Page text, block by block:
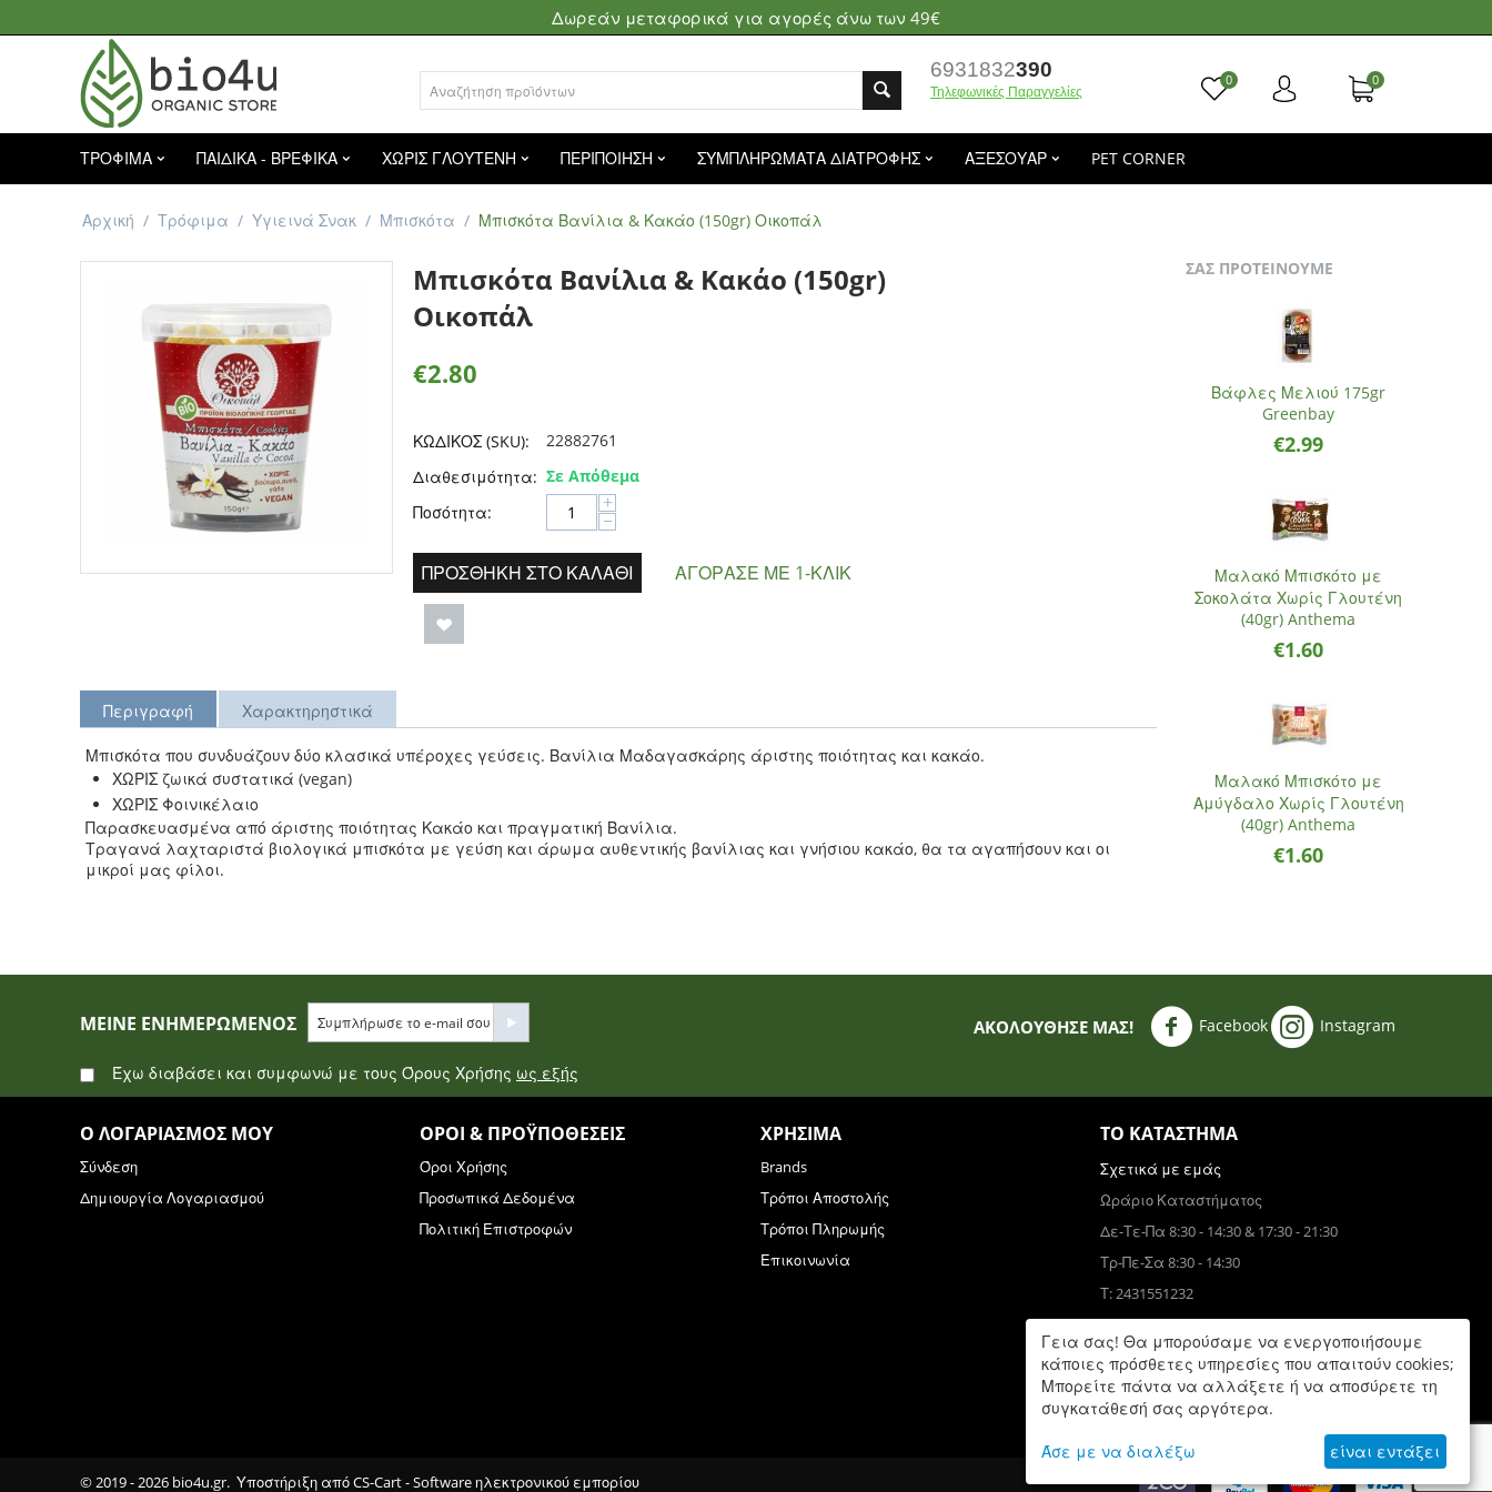
Δωρεάν μεταφορικά για αγορές άνω των 49€
6931832390
Τηλεφωνικές Παραγγελίες
0 0
ΤΡΟΦΙΜΑ ΠΑΙΔΙΚΑ - ΒΡΕΦΙΚΑ ΧΩΡΙΣ ΓΛΟΥΤΕΝΗ ΠΕΡΙΠΟΙΗΣΗ ΣΥΜΠΛΗΡΩΜΑΤΑ ΔΙΑΤΡΟΦΗΣ ΑΞΕΣΟΥΑΡ PET CORNER
Αρχική / Τρόφιμα / Υγιεινά Σνακ / Μπισκότα / Μπισκότα Βανίλια & Κακάο (150gr) Οικοπάλ
Μπισκότα Βανίλια & Κακάο (150gr)
Οικοπάλ
€2.80
ΚΩΔΙΚΟΣ (SKU):
22882761
Διαθεσιμότητα: Σε Απόθεμα
Ποσότητα:
+
−
ΠΡΟΣΘΉΚΗ ΣΤΟ ΚΑΛΆΘΙ ΑΓΌΡΑΣΕ ΜΕ 1-ΚΛΙΚ
Περιγραφή Χαρακτηρηστικά
Μπισκότα που συνδυάζουν δύο κλασικά υπέροχες γεύσεις. Βανίλια Μαδαγασκάρης άριστης ποιότητας και κακάο.
ΧΩΡΙΣ ζωικά συστατικά (vegan)
ΧΩΡΙΣ Φοινικέλαιο
Παρασκευασμένα από άριστης ποιότητας Κακάο και πραγματική Βανίλια.
Τραγανά λαχταριστά βιολογικά μπισκότα με γεύση και άρωμα αυθεντικής βανίλιας και γνήσιου κακάο, θα τα αγαπήσουν και οι
μικροί μας φίλοι.
ΣΑΣ ΠΡΟΤΕΙΝΟΥΜΕ
Βάφλες Μελιού 175gr
Greenbay
€2.99
Μαλακό Μπισκότο με
Σοκολάτα Χωρίς Γλουτένη
(40gr) Anthema
€1.60
Μαλακό Μπισκότο με
Αμύγδαλο Χωρίς Γλουτένη
(40gr) Anthema
€1.60
ΜΕΊΝΕ ΕΝΗΜΕΡΩΜΈΝΟΣ
Έχω διαβάσει και συμφωνώ με τους Όρους Χρήσης ως εξής
ΑΚΟΛΟΥΘΗΣΈ ΜΑΣ! Facebook Instagram
Ο ΛΟΓΑΡΙΑΣΜΌΣ ΜΟΥ
Σύνδεση
Δημιουργία Λογαριασμού
ΌΡΟΙ & ΠΡΟΫΠΟΘΈΣΕΙΣ
Όροι Χρήσης
Προσωπικά Δεδομένα
Πολιτική Επιστροφών
ΧΡΉΣΙΜΑ
Brands
Τρόποι Αποστολής
Τρόποι Πληρωμής
Επικοινωνία
ΤΟ ΚΑΤΆΣΤΗΜΑ
Σχετικά με εμάς
Ωράριο Καταστήματος
Δε-Τε-Πα 8:30 - 14:30 & 17:30 - 21:30
Τρ-Πε-Σα 8:30 - 14:30
Τ: 2431551232
Τ: 6931832390
Δε-Πα 9:00 - 17:00
© 2019 - 2026 bio4u.gr. Υποστήριξη απόCS-Cart - Software ηλεκτρονικού εμπορίου
Γεια σας! Θα μπορούσαμε να ενεργοποιήσουμε
κάποιες πρόσθετες υπηρεσίες που απαιτούν cookies;
Μπορείτε πάντα να αλλάξετε ή να αποσύρετε τη
συγκατάθεσή σας αργότερα.
Άσε με να διαλέξω είναι εντάξει